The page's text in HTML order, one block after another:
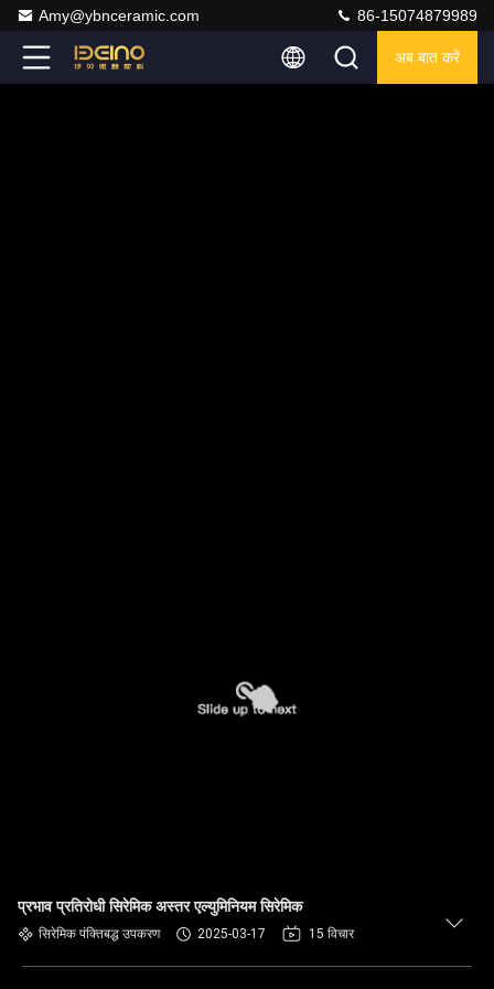
Amy@ybnceramic.com 86-15074879989
अब बात करें
प्रभाव प्रतिरोधी सिरेमिक अस्तर एल्युमिनियम सिरेमिक
सिरेमिक पंक्तिबद्ध उपकरण 2025-03-17 15 विचार